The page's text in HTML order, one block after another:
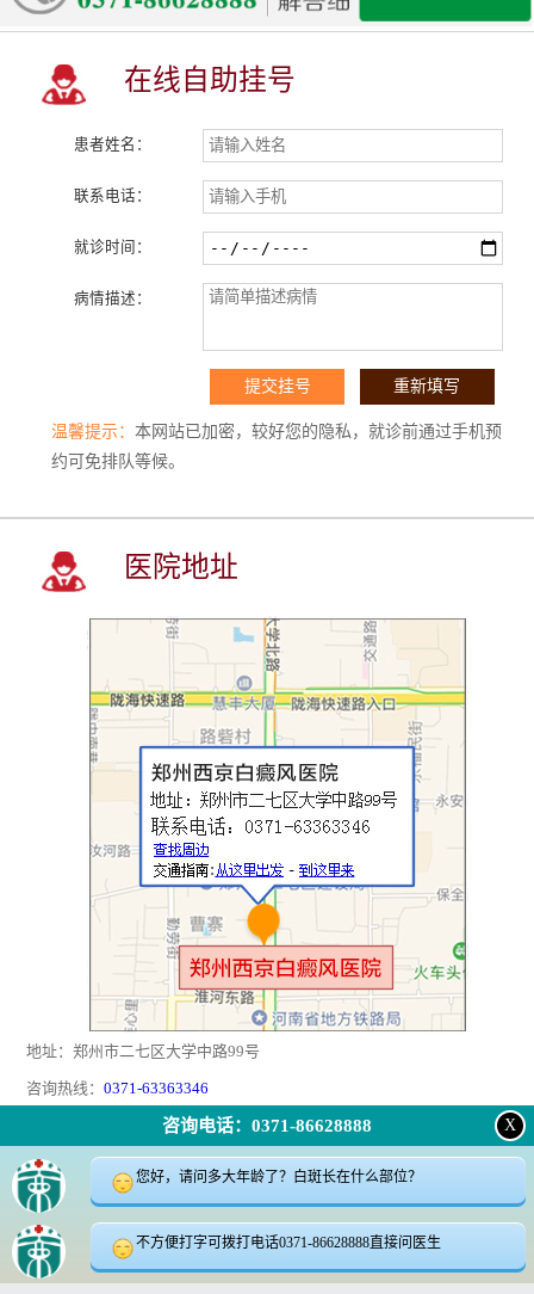
在线自助挂号
患者姓名：
联系电话：
就诊时间：
病情描述：
温馨提示：本网站已加密，较好您的隐私，就诊前通过手机预
约可免排队等候。
医院地址
地址：郑州市二七区大学中路99号
咨询热线：0371-63363346
返回顶部|在线问诊|电话咨询|来院路线
24小时咨询电话:0371-63363346
咨询微信:18339905623
咨询电话：0371-86628888 X
您好，请问多大年龄了？白斑长在什么部位？
不方便打字可拨打电话0371-86628888直接问医生